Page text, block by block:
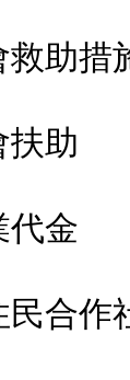
救助措
扶助
代金
民合作